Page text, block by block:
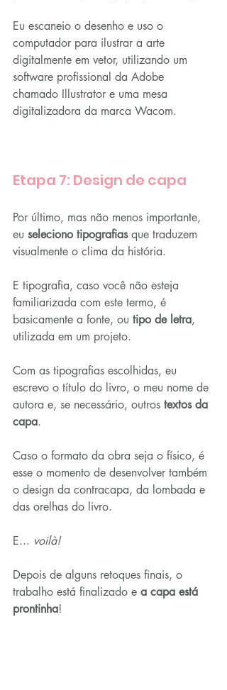
Eu escaneio o desenho e uso o
computador para ilustrar a arte
digitalmente em vetor, utilizando um
software profissional da Adobe
chamado Illustrator e uma mesa
digitalizadora da marca Wacom.
Etapa 7: Design de capa
Por último, mas não menos importante,
eu seleciono tipografias que traduzem
visualmente o clima da história.
E tipografia, caso você não esteja
familiarizada com este termo, é
basicamente a fonte, ou tipo de letra,
utilizada em um projeto.
Com as tipografias escolhidas, eu
escrevo o título do livro, o meu nome de
autora e, se necessário, outros textos da
capa.
Caso o formato da obra seja o físico, é
esse o momento de desenvolver também
o design da contracapa, da lombada e
das orelhas do livro.
E... voilà!
Depois de alguns retoques finais, o
trabalho está finalizado e a capa está
prontinha!